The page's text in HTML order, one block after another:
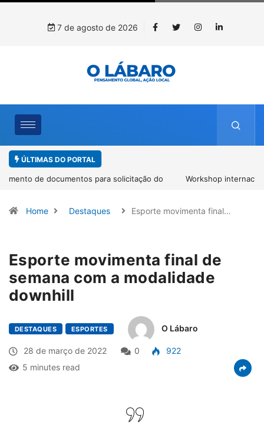
7 de agosto de 2026
ÚLTIMAS DO PORTAL
Workshop internacional debate futuro da piscicultura com
Home Destaques Esporte movimenta final…
Esporte movimenta final de
semana com a modalidade
downhill
DESTAQUES ESPORTES O Lábaro
28 de março de 2022 0
922
5 minutes read